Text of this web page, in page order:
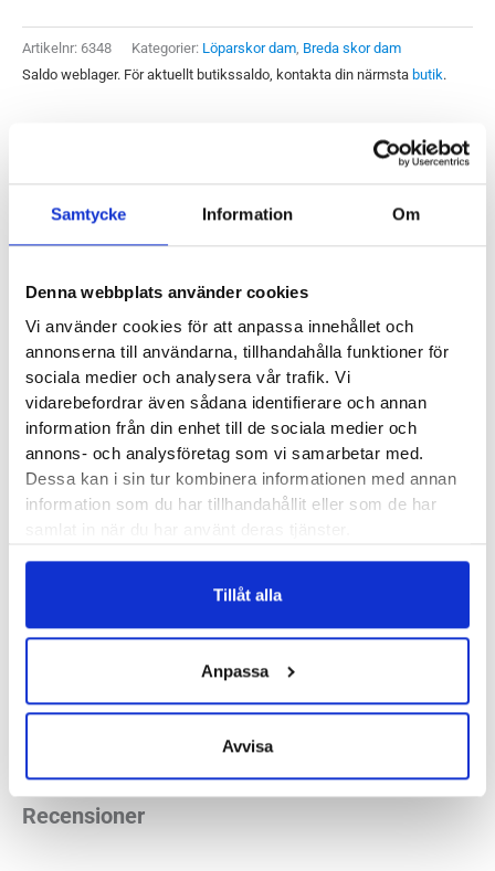
Samtycke Information Om
Denna webbplats använder cookies
Vi använder cookies för att anpassa innehållet och
annonserna till användarna, tillhandahålla funktioner för
sociala medier och analysera vår trafik. Vi
vidarebefordrar även sådana identifierare och annan
information från din enhet till de sociala medier och
annons- och analysföretag som vi samarbetar med.
Dessa kan i sin tur kombinera informationen med annan
information som du har tillhandahållit eller som de har
Tillåt alla
Anpassa
Avvisa
Wide
Artikelnr: 6348 Kategorier: Löparskor dam Breda skor dam
Saldo weblager. För aktuellt butikssaldo, kontakta din närmsta butik.
en bredare läst och passar dig med behov av lite mer plats
för fötterna. Med pronationsstödet lämpar sig 860v13 för dig
med något lägre fotvalv eller dig som är i behov av att
stabilisera ditt pronerande löpsteg. Asfalt, grus, elljusspår
eller löpband? Den här skon klarar samtliga underlag och
fungerar fint till både långa pass och kortare intervaller med
mer fart i.
Fotvalv:Normala, låga
Butiker: Stockholm Hornstull,Stockholm Odengatan,
Uppsala
Recensioner